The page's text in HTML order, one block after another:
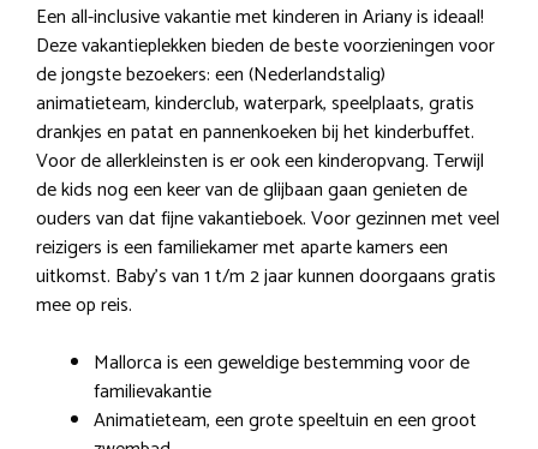
Een all-inclusive vakantie met kinderen in Ariany is ideaal!
Deze vakantieplekken bieden de beste voorzieningen voor
de jongste bezoekers: een (Nederlandstalig)
animatieteam, kinderclub, waterpark, speelplaats, gratis
drankjes en patat en pannenkoeken bij het kinderbuffet.
Voor de allerkleinsten is er ook een kinderopvang. Terwijl
de kids nog een keer van de glijbaan gaan genieten de
ouders van dat fijne vakantieboek. Voor gezinnen met veel
reizigers is een familiekamer met aparte kamers een
uitkomst. Baby’s van 1 t/m 2 jaar kunnen doorgaans gratis
mee op reis.
Mallorca is een geweldige bestemming voor de
familievakantie
Animatieteam, een grote speeltuin en een groot